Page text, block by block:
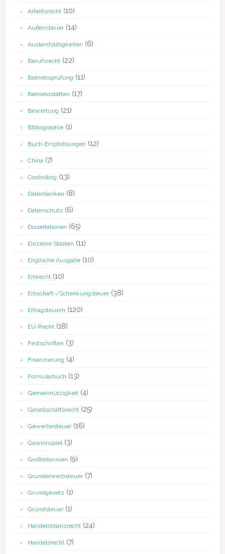
Arbeitsrecht(10)
Außensteuer(14)
Auslandstätigkeiten (6)
Berufsrecht(22)
Betriebsprüfung (11)
Betriebsstätten (17)
Bewertung (21)
Bibliographie(1)
Buch-Empfehlungen (12)
China(7)
Controlling (13)
Datenbanken (8)
Datenschutz (6)
Dissertationen (65)
Einzelne Staaten (11)
Englische Ausgabe(10)
Erbrecht(10)
Erbschaft-/Schenkungsteuer(38)
Ertragsteuern (120)
EU-Recht(18)
Festschriften (3)
Finanzierung (4)
Formularbuch (13)
Gemeinnützigkeit(4)
Gesellschaftsrecht(25)
Gewerbesteuer(16)
Gewinnspiel(3)
Großbritannien (9)
Grunderwerbsteuer(7)
Grundgesetz (1)
Grundsteuer(1)
Handelsbilanzrecht(24)
Handelsrecht(7)